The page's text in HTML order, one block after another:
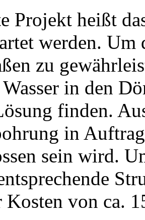
Projekt heißt
werden.
zu
Wasser in den
finden.
in
sein wird.
Kosten von ca.